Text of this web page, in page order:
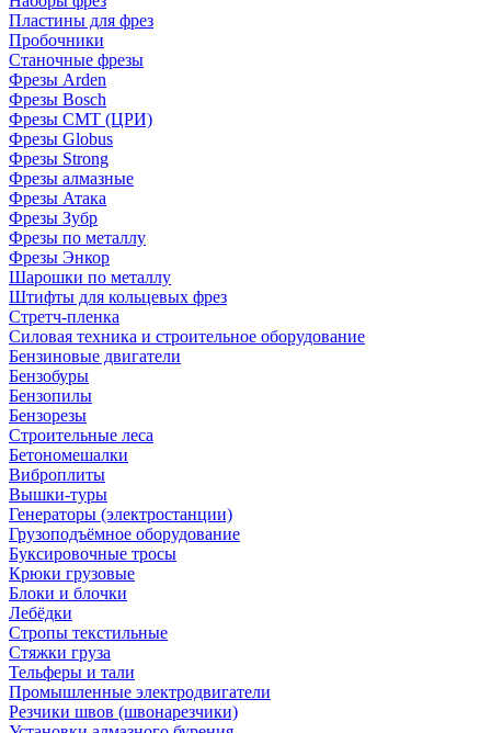
Пластины для фрез
Пробочники
Станочные фрезы
Фрезы Arden
Фрезы Bosch
Фрезы CMT (ЦРИ)
Фрезы Globus
Фрезы Strong
Фрезы алмазные
Фрезы Атака
Фрезы Зубр
Фрезы по металлу
Фрезы Энкор
Шарошки по металлу
Штифты для кольцевых фрез
Стретч-пленка
Силовая техника и строительное оборудование
Бензиновые двигатели
Бензобуры
Бензопилы
Бензорезы
Строительные леса
Бетономешалки
Виброплиты
Вышки-туры
Генераторы (электростанции)
Грузоподъёмное оборудование
Буксировочные тросы
Крюки грузовые
Блоки и блочки
Лебёдки
Стропы текстильные
Стяжки груза
Тельферы и тали
Промышленные электродвигатели
Резчики швов (швонарезчики)